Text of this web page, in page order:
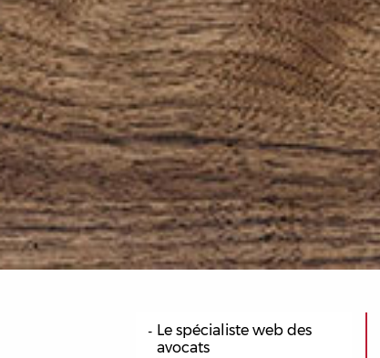
Le spécialiste web des
avocats